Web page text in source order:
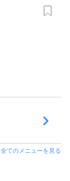
全てのメニューを見る